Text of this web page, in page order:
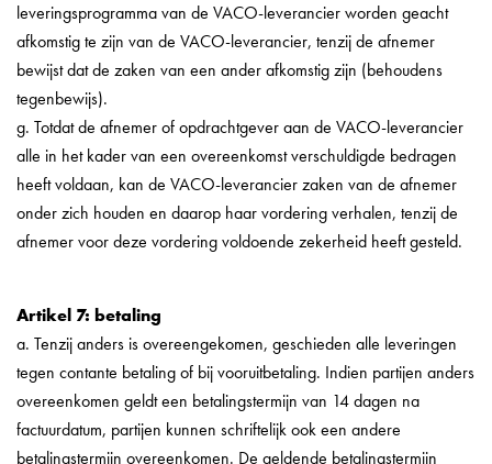
leveringsprogramma van de VACO-leverancier worden geacht
afkomstig te zijn van de VACO-leverancier, tenzij de afnemer
bewijst dat de zaken van een ander afkomstig zijn (behoudens
tegenbewijs).
g. Totdat de afnemer of opdrachtgever aan de VACO-leverancier
alle in het kader van een overeenkomst verschuldigde bedragen
heeft voldaan, kan de VACO-leverancier zaken van de afnemer
onder zich houden en daarop haar vordering verhalen, tenzij de
afnemer voor deze vordering voldoende zekerheid heeft gesteld.
Artikel 7: betaling
a. Tenzij anders is overeengekomen, geschieden alle leveringen
tegen contante betaling of bij vooruitbetaling. Indien partijen anders
overeenkomen geldt een betalingstermijn van 14 dagen na
factuurdatum, partijen kunnen schriftelijk ook een andere
betalingstermijn overeenkomen. De geldende betalingstermijn